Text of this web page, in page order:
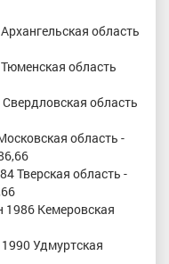
область
область
область
область -
Тверская область -
1986 Кемеровская
Удмуртская